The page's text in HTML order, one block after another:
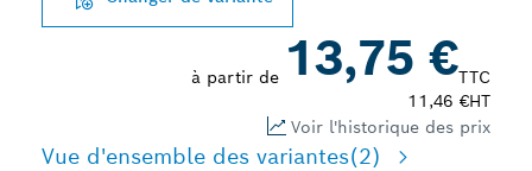
à partir de 13,75 €TTC
11,46 €HT
Voir l'historique des prix
Vue d'ensemble des variantes(2)